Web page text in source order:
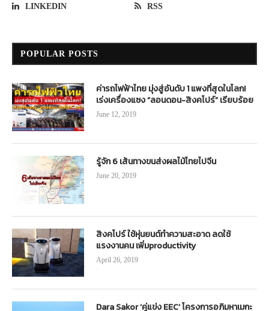
LINKEDIN RSS
POPULAR POSTS
ค่ารถไฟฟ้าไทย มุ่งสู่อันดับ 1 แพงที่สุดในโลก!
เร่งเครื่องแซง “ลอนดอน-สิงคโปร์” เรียบร้อย
June 12, 2019
รู้จัก 6 เส้นทางขนส่งผลไม้ไทยไปจีน
June 20, 2019
สิงคโปร์ ใช้หุ่นยนต์ทำความสะอาด ลดใช้
แรงงานคน เพิ่มproductivity
April 26, 2019
Dara Sakor ‘คู่แข่ง EEC’ โครงการอภิมหาเมกะ